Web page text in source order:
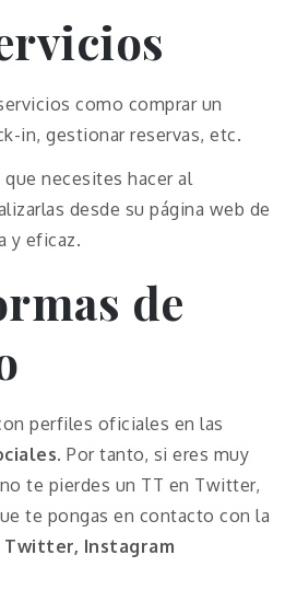
como comprar un
in, gestionar reservas, etc.
necesites hacer al
desde su página web de
y eficaz.
de
perfiles oficiales en las
. Por tanto, si eres muy
te pierdes un TT en Twitter,
te pongas en contacto con la
Twitter, Instagram